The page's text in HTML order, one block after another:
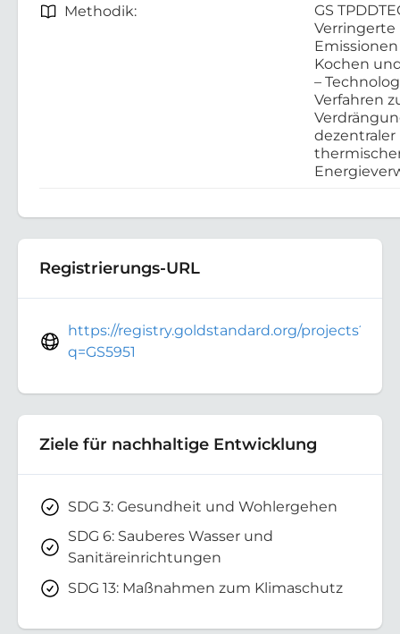
Methodik:
GS
Verringerte
Kochen
–
Verfahren
dezentraler
Registrierungs-URL
https://registry.goldstandard.org/projects?
q=GS5951
Ziele für nachhaltige Entwicklung
SDG 3: Gesundheit und Wohlergehen
SDG 6: Sauberes Wasser und
Sanitäreinrichtungen
SDG 13: Maßnahmen zum Klimaschutz